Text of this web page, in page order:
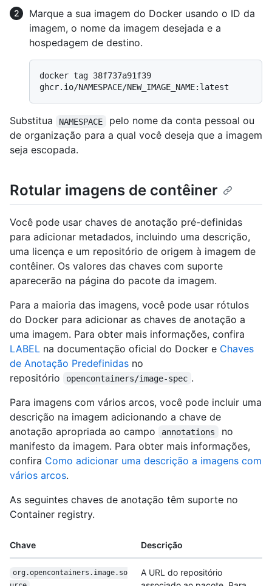
Marque a sua imagem do Docker usando o ID da
imagem, o nome da imagem desejada e a
hospedagem de destino.
docker tag 38f737a91f39
Substitua NAMESPACE
pelo nome da conta pessoal ou
de organização para a qual você deseja que a imagem
seja escopada.
Rotular imagens de contêiner
Você pode usar chaves de anotação pré-definidas
para adicionar metadados, incluindo uma descrição,
uma licença e um repositório de origem à imagem de
contêiner. Os valores das chaves com suporte
aparecerão na página do pacote da imagem.
Para a maioria das imagens, você pode usar rótulos
do Docker para adicionar as chaves de anotação a
uma imagem. Para obter mais informações, confira
LABEL na documentação oficial do Docker e Chaves
de Anotação Predefinidas no
repositório
opencontainers/image-spec .
Para imagens com vários arcos, você pode incluir uma
descrição na imagem adicionando a chave de
anotação apropriada ao campo
annotations
no
manifesto da imagem. Para obter mais informações,
confira Como adicionar uma descrição a imagens com
vários arcos.
As seguintes chaves de anotação têm suporte no
Container registry.
Chave Descrição
org.opencontainers.image.so
A URL do repositório